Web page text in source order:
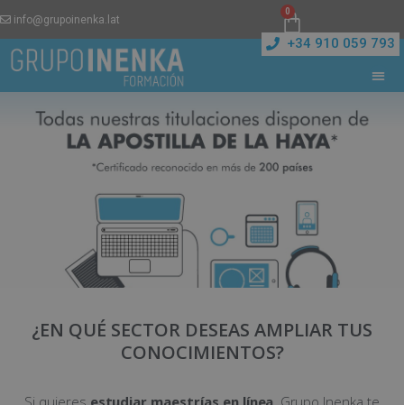
info@grupoinenka.lat
0
+34 910 059 793
¿EN QUÉ SECTOR DESEAS AMPLIAR TUS
CONOCIMIENTOS?
Si quieres estudiar maestrías en línea, Grupo Inenka te